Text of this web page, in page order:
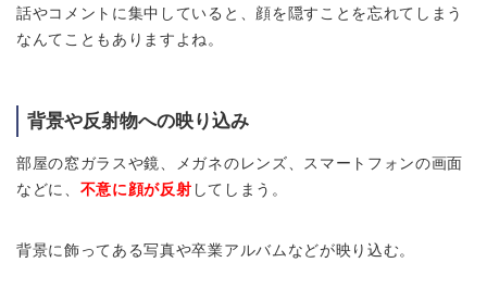
話やコメントに集中していると、顔を隠すことを忘れてしまう
なんてこともありますよね。
背景や反射物への映り込み
部屋の窓ガラスや鏡、メガネのレンズ、スマートフォンの画面
などに、 不意に顔が反射 してしまう。
背景に飾ってある写真や卒業アルバムなどが映り込む。